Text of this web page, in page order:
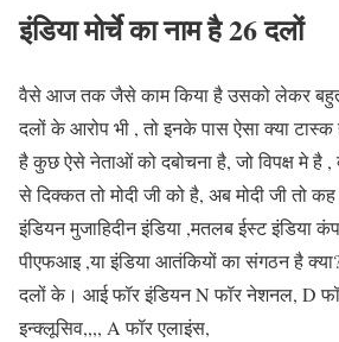
इंडिया मोर्चे का नाम है 26 दलों
वैसे आज तक जैसे काम किया है उसको लेकर बहुत
दलों के आरोप भी , तो इनके पास ऐसा क्या
है कुछ ऐसे नेताओं को दबोचना है, जो विपक्ष मे है ,
से दिक्कत तो मोदी जी को है, अब मोदी जी तो
इंडियन मुजाहिदीन इंडिया ,मतलब ईस्ट इंडिया
पीएफआइ ,या इंडिया आतंकियों का संगठन है क्या?
दलों के। आई फॉर इंडियन N फॉर नेशनल, D
इन्क्लूसिव,,,, A फॉर एलाइंस,